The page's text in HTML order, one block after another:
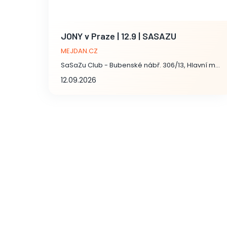
JONY v Praze | 12.9 | SASAZU
MEJDAN.CZ
SaSaZu Club - Bubenské nábř. 306/13, Hlavní město Praha
12.09.2026